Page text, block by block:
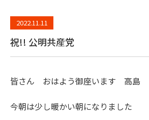
2022.11.11
祝!! 公明共産党
皆さん おはよう御座います 高島
今朝は少し暖かい朝になりました